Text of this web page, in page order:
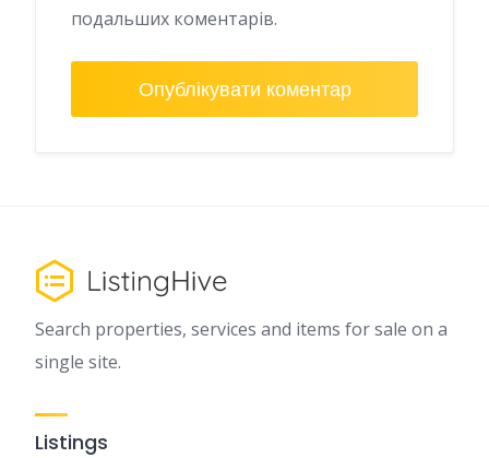
подальших коментарів.
Search properties, services and items for sale on a
single site.
Listings